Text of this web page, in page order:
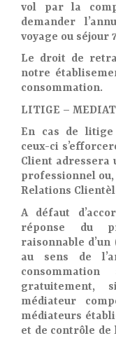
vol par la
demander
voyage ou séjour
Le droit de
notre
consommation.
LITIGE –
En cas de
ceux-ci
Client adressera
professionnel ou,
Relations
A défaut
réponse du
raisonnable
au sens de
gratuitement,
médiateur
médiateurs
et de contrôle de